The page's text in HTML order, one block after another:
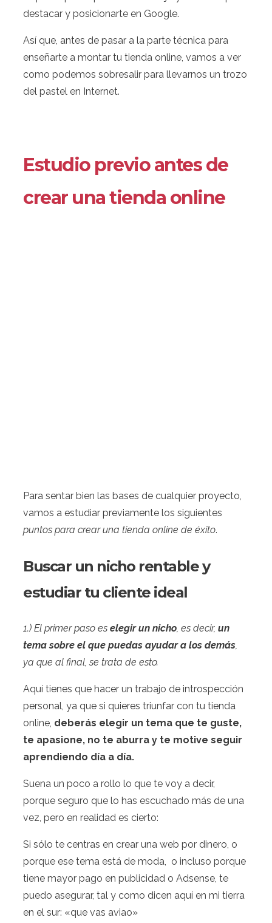
destacar y posicionarte en Google.
Así que, antes de pasar a la parte técnica para
enseñarte a montar tu tienda online, vamos a ver
como podemos sobresalir para llevarnos un trozo
del pastel en Internet.
Estudio previo antes de
crear una tienda online
Para sentar bien las bases de cualquier proyecto,
vamos a estudiar previamente los siguientes
puntos para crear una tienda online de éxito.
Buscar un nicho rentable y
estudiar tu cliente ideal
1.) El primer paso es elegir un nicho, es decir, un
tema sobre el que puedas ayudar a los demás,
ya que al final, se trata de esto.
Aquí tienes que hacer un trabajo de introspección
personal, ya que si quieres triunfar con tu tienda
online, deberás elegir un tema que te guste,
te apasione, no te aburra y te motive seguir
aprendiendo día a día.
Suena un poco a rollo lo que te voy a decir,
porque seguro que lo has escuchado más de una
vez, pero en realidad es cierto:
Si sólo te centras en crear una web por dinero, o
porque ese tema está de moda, o incluso porque
tiene mayor pago en publicidad o Adsense, te
puedo asegurar, tal y como dicen aquí en mi tierra
en el sur: «que vas aviao»